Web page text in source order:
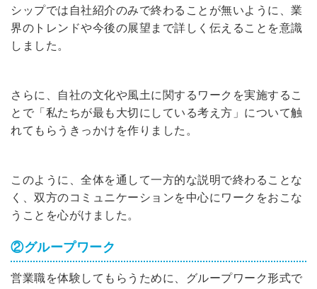
シップでは自社紹介のみで終わることが無いように、業
界のトレンドや今後の展望まで詳しく伝えることを意識
しました。
さらに、自社の文化や風土に関するワークを実施するこ
とで「私たちが最も大切にしている考え方」について触
れてもらうきっかけを作りました。
このように、全体を通して一方的な説明で終わることな
く、双方のコミュニケーションを中心にワークをおこな
うことを心がけました。
②グループワーク
営業職を体験してもらうために、グループワーク形式で
簡単10秒！無料会員登録